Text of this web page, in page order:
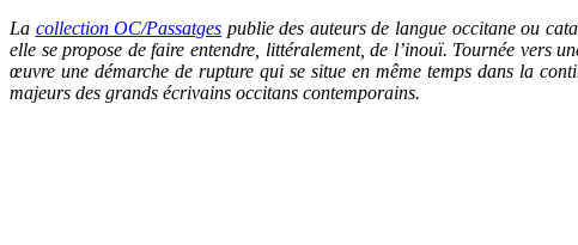
La collection OC/Passatges publie des auteurs de langue occitane ou
elle se propose de faire entendre, littéralement, de l’inouï. Tournée vers
œuvre une démarche de rupture qui se situe en même temps dans la
majeurs des grands écrivains occitans contemporains.